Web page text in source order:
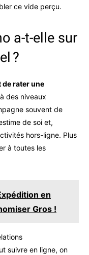
ce vide perçu.
a-t-elle sur
?
rater une
des niveaux
souvent de
de soi et,
hors-ligne. Plus
à toutes les
en
Gros !
suivre en ligne, on